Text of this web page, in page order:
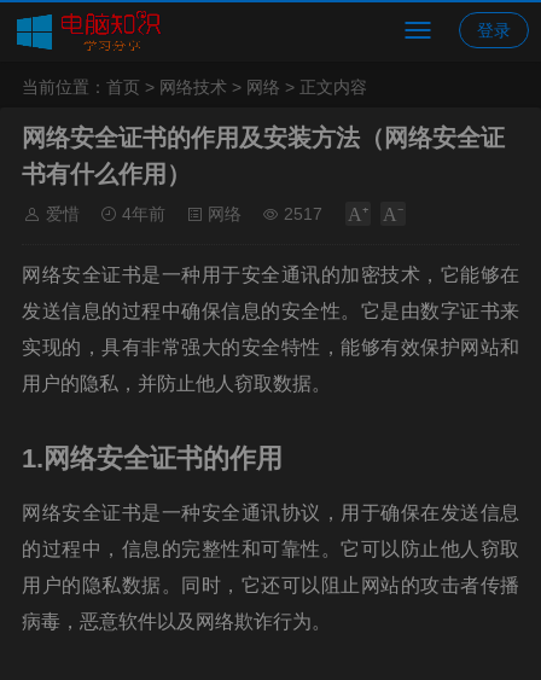
登录
当前位置： 首页 > 网络技术 > 网络 > 正文内容
网络安全证书的作用及安装方法（网络安全证
书有什么作用）
爱惜 4年前 网络 2517
网络安全证书是一种用于安全通讯的加密技术，它能够在
发送信息的过程中确保信息的安全性。它是由数字证书来
实现的，具有非常强大的安全特性，能够有效保护网站和
用户的隐私，并防止他人窃取数据。
1.网络安全证书的作用
网络安全证书是一种安全通讯协议，用于确保在发送信息
的过程中，信息的完整性和可靠性。它可以防止他人窃取
用户的隐私数据。同时，它还可以阻止网站的攻击者传播
病毒，恶意软件以及网络欺诈行为。